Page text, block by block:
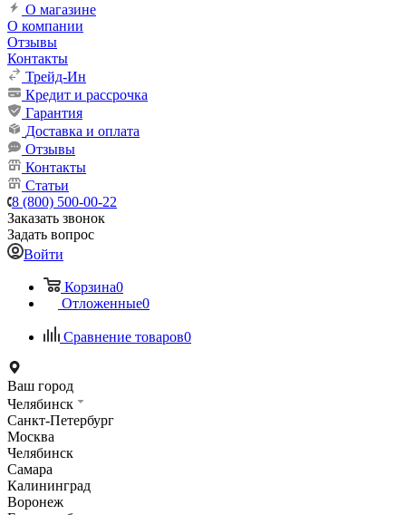
О магазине
О компании
Отзывы
Контакты
Трейд-Ин
Кредит и рассрочка
Гарантия
Доставка и оплата
Отзывы
Контакты
Статьи
8 (800) 500-00-22
Заказать звонок
Задать вопрос
Войти
Корзина0
Отложенные0
Сравнение товаров0
Ваш город
Челябинск
Санкт-Петербург
Москва
Челябинск
Самара
Калининград
Воронеж